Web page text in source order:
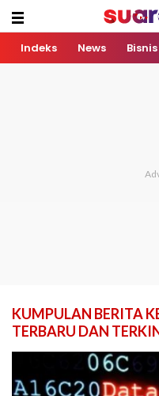
Indeks News Bisnis
KUMPULAN BERITA
TERBARU DAN